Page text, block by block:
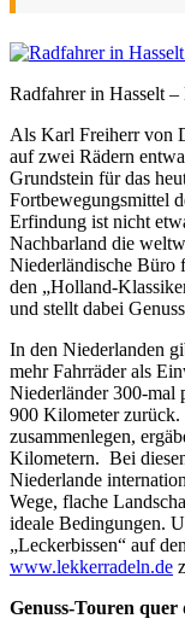
Radfahrer in Hasselt
Als Karl Freiherr von
auf zwei Rädern
Grundstein für das
Fortbewegungsmittel
Erfindung ist nicht
Nachbarland die
Niederländische
den „Holland-
und stellt dabei
In den Niederlanden
mehr Fahrräder als
Niederländer 300-mal
900 Kilometer zurück.
zusammenlegen,
Kilometern. Bei
Niederlande
Wege, flache
ideale Bedingungen.
„Leckerbissen“ auf
www.lekkerradeln.de
Genuss-Touren